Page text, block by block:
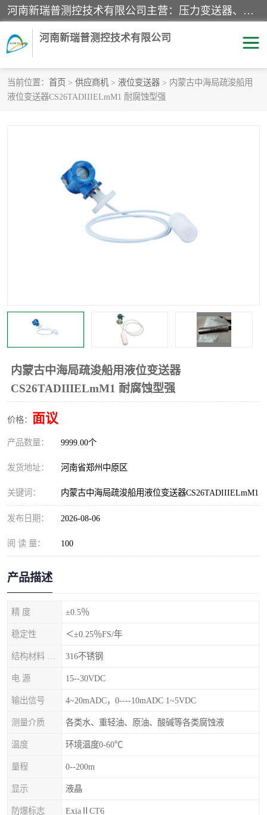
河南新瑞普测控技术有限公司主营：压力变送器、液位变送器、差压变送器、雷达料位计、电容物位计、温度显示控制仪表、电量变送器、流量计、工业自动化系统成套设备。
河南新瑞普测控技术有限公司
当前位置： 首页 > 供应商机 > 液位变送器 > 内蒙古中海局疏浚船用
液位变送器CS26TADIIIELmM1 耐腐蚀型强
内蒙古中海局疏浚船用液位变送器
CS26TADIIIELmM1 耐腐蚀型强
价格： 面议
产品数量： 9999.00个
发货地址： 河南省郑州中原区
关键词： 内蒙古中海局疏浚船用液位变送器CS26TADIIIELmM1
发布日期： 2026-08-06
阅 读 量： 100
产品描述
精 度 ±0.5％
稳定性 ＜±0.25％FS/年
316不锈钢
电 源 15--30VDC
输出信号 4~20mADC，0----10mADC 1~5VDC
测量介质 各类水、重轻油、原油、酸碱等各类腐蚀液
温度 环境温度0-60℃
量程 0--200m
显示 液晶
防爆标志 ExiaⅡCT6
霍尼韦尔压力变送器 CS系列变送器
标准型工业压力变送器
温度传感器变送器